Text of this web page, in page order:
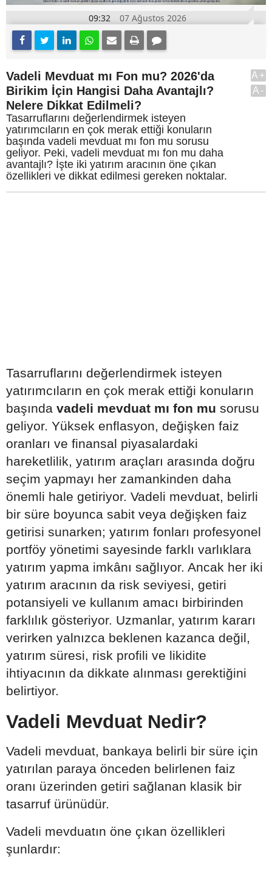
09:32 07 Ağustos 2026
Vadeli Mevduat mı Fon mu? 2026'da
Birikim İçin Hangisi Daha Avantajlı?
Nelere Dikkat Edilmeli?
Tasarruflarını değerlendirmek isteyen
yatırımcıların en çok merak ettiği konuların
başında vadeli mevduat mı fon mu sorusu
geliyor. Peki, vadeli mevduat mı fon mu daha
avantajlı? İşte iki yatırım aracının öne çıkan
özellikleri ve dikkat edilmesi gereken noktalar.
A+
A-
Tasarruflarını değerlendirmek isteyen
yatırımcıların en çok merak ettiği konuların
başında vadeli mevduat mı fon mu sorusu
geliyor. Yüksek enflasyon, değişken faiz
oranları ve finansal piyasalardaki
hareketlilik, yatırım araçları arasında doğru
seçim yapmayı her zamankinden daha
önemli hale getiriyor. Vadeli mevduat, belirli
bir süre boyunca sabit veya değişken faiz
getirisi sunarken; yatırım fonları profesyonel
portföy yönetimi sayesinde farklı varlıklara
yatırım yapma imkânı sağlıyor. Ancak her iki
yatırım aracının da risk seviyesi, getiri
potansiyeli ve kullanım amacı birbirinden
farklılık gösteriyor. Uzmanlar, yatırım kararı
verirken yalnızca beklenen kazanca değil,
yatırım süresi, risk profili ve likidite
ihtiyacının da dikkate alınması gerektiğini
belirtiyor.
Vadeli Mevduat Nedir?
Vadeli mevduat, bankaya belirli bir süre için
yatırılan paraya önceden belirlenen faiz
oranı üzerinden getiri sağlanan klasik bir
tasarruf ürünüdür.
Vadeli mevduatın öne çıkan özellikleri
şunlardır: